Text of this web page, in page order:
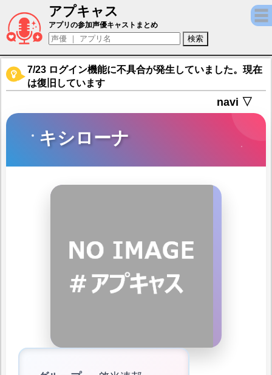
アプキャス
キシローナ（声優：石川由依)【白夜極光】
アプリの参加声優キャストまとめ
7/23 ログイン機能に不具合が発生していました。現在
は復旧しています
navi ▽
キシローナ